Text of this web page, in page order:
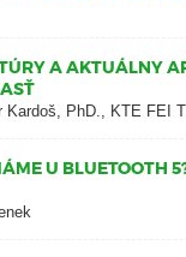
A AKTUÁLNY
Kardoš, PhD., KTE FEI
U BLUETOOTH